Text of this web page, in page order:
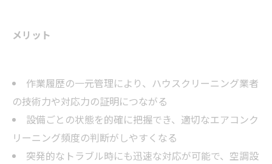
メリット
作業履歴の一元管理により、ハウスクリーニング業者
の技術力や対応力の証明につながる
設備ごとの状態を的確に把握でき、適切なエアコンク
リーニング頻度の判断がしやすくなる
突発的なトラブル時にも迅速な対応が可能で、空調設